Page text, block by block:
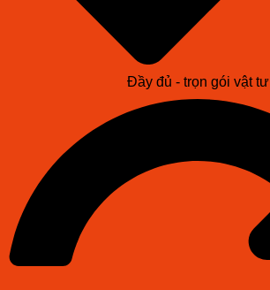
Đầy đủ - trọn gói vật tư